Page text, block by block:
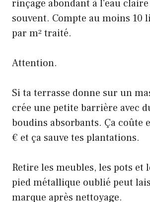
rinçage abondant à l’eau
souvent. Compte au moins 10
par m² traité.
Attention.
Si ta terrasse donne sur un
crée une petite barrière avec
boudins absorbants. Ça coûte
€ et ça sauve tes plantations.
Retire les meubles, les pots et
pied métallique oublié peut
marque après nettoyage.